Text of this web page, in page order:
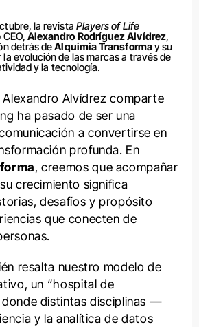
la revista Players of Life
Alexandro Rodríguez Alvídrez,
detrás deAlquimia Transformay su
evolución de las marcas a través de
y la tecnología.
Alexandro Alvídrez comparte
ha pasado de ser una
a convertirse en
profunda. En
, creemos que acompañar
crecimiento significa
desafíos y propósito
que conecten de
resalta nuestro modelo de
un “hospital de
donde distintas disciplinas —
y la analítica de datos